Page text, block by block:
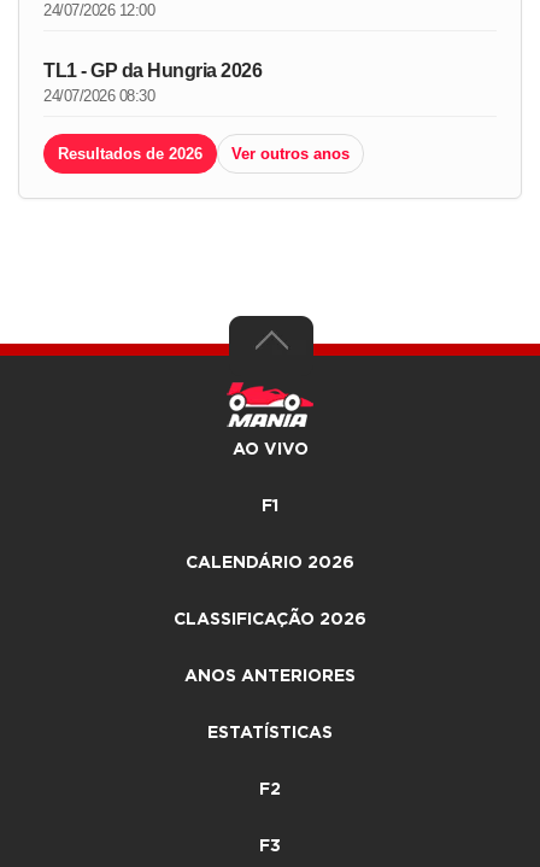
24/07/2026 12:00
TL1 - GP da Hungria 2026
24/07/2026 08:30
Resultados de 2026 Ver outros anos
AO VIVO
F1
CALENDÁRIO 2026
CLASSIFICAÇÃO 2026
ANOS ANTERIORES
ESTATÍSTICAS
F2
F3